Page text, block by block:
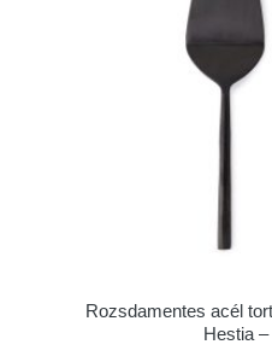
Rozsdamentes acél
Hestia